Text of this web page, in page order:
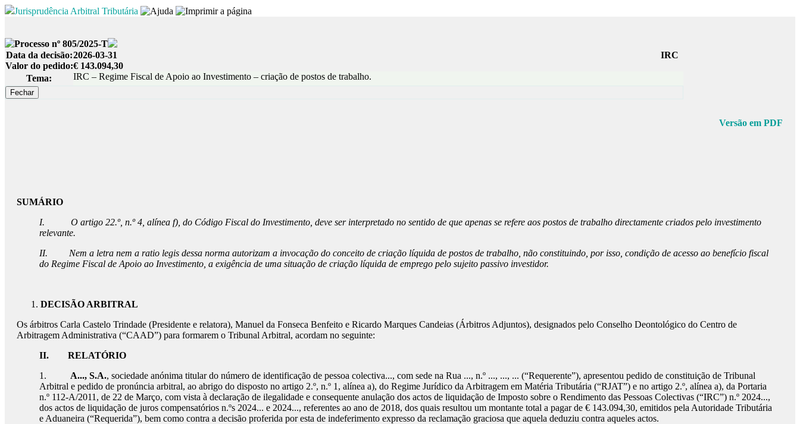
Jurisprudência Arbitral Tributária
Processo nº 805/2025-T
Data da decisão:2026-03-31
IRC
Valor do pedido:€ 143.094,30
Tema:
IRC – Regime Fiscal de Apoio ao Investimento – criação de postos de trabalho.
Versão em PDF
SUMÁRIO
I. O artigo 22.º, n.º 4, alínea f), do Código Fiscal do Investimento, deve ser interpretado no sentido de que apenas se refere aos postos de trabalho directamente criados pelo investimento
relevante.
II. Nem a letra nem a ratio legis dessa norma autorizam a invocação do conceito de criação líquida de postos de trabalho, não constituindo, por isso, condição de acesso ao benefício fiscal
do Regime Fiscal de Apoio ao Investimento, a exigência de uma situação de criação líquida de emprego pelo sujeito passivo investidor.
DECISÃO ARBITRAL
Os árbitros Carla Castelo Trindade (Presidente e relatora), Manuel da Fonseca Benfeito e Ricardo Marques Candeias (Árbitros Adjuntos), designados pelo Conselho Deontológico do Centro de
Arbitragem Administrativa (“CAAD”) para formarem o Tribunal Arbitral, acordam no seguinte:
II. RELATÓRIO
1. A..., S.A., sociedade anónima titular do número de identificação de pessoa colectiva..., com sede na Rua ..., n.º ..., ..., ... (“Requerente”), apresentou pedido de constituição de Tribunal
Arbitral e pedido de pronúncia arbitral, ao abrigo do disposto no artigo 2.º, n.º 1, alínea a), do Regime Jurídico da Arbitragem em Matéria Tributária (“RJAT”) e no artigo 2.º, alínea a), da Portaria
n.º 112-A/2011, de 22 de Março, com vista à declaração de ilegalidade e consequente anulação dos actos de liquidação de Imposto sobre o Rendimento das Pessoas Colectivas (“IRC”) n.º 2024...,
dos actos de liquidação de juros compensatórios n.ºs 2024... e 2024..., referentes ao ano de 2018, dos quais resultou um montante total a pagar de € 143.094,30, emitidos pela Autoridade Tributária
e Aduaneira (“Requerida”), bem como contra a decisão proferida por esta de indeferimento expresso da reclamação graciosa que aquela deduziu contra aqueles actos.